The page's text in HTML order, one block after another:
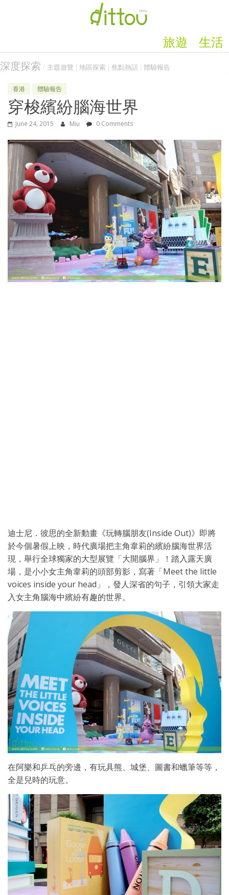
生活
旅遊
深度探索 / 主題遊覽 地區探索 焦點熱話 體驗報告
香港 體驗報告
穿梭繽紛腦海世界
June 24, 2015 Miu 0 Comments
迪士尼．彼思的全新動畫《玩轉腦朋友(Inside Out)》即將
於今個暑假上映，時代廣場把主角韋莉的繽紛腦海世界活
現，舉行全球獨家的大型展覽「大開腦界」！踏入露天廣
場，是小小女主角韋莉的頭部剪影，寫著「Meet the little
voices inside your head」，發人深省的句子，引領大家走
入女主角腦海中繽紛有趣的世界。
在阿樂和乒乓的旁邊，有玩具熊、城堡、圖書和蠟筆等等，
全是兒時的玩意。